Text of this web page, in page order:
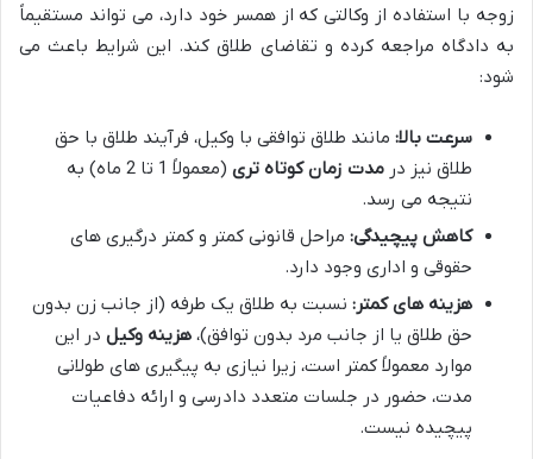
زوجه با استفاده از وکالتی که از همسر خود دارد، می تواند مستقیماً
به دادگاه مراجعه کرده و تقاضای طلاق کند. این شرایط باعث می
شود:
سرعت بالا: مانند طلاق توافقی با وکیل، فرآیند طلاق با حق
طلاق نیز در مدت زمان کوتاه تری
(معمولاً 1 تا 2 ماه) به
نتیجه می رسد.
کاهش پیچیدگی: مراحل قانونی کمتر و کمتر درگیری های
حقوقی و اداری وجود دارد.
هزینه های کمتر: نسبت به طلاق یک طرفه (از جانب زن بدون
حق طلاق یا از جانب مرد بدون توافق)، هزینه وکیل در این
موارد معمولاً کمتر است، زیرا نیازی به پیگیری های طولانی
مدت، حضور در جلسات متعدد دادرسی و ارائه دفاعیات
پیچیده نیست.